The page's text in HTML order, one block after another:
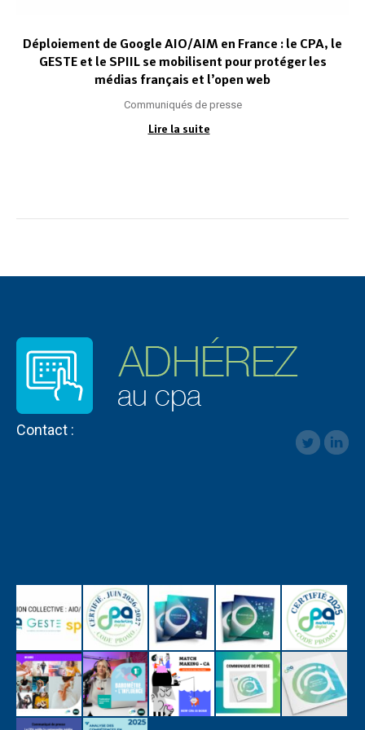
Déploiement de Google AIO/AIM en France : le CPA, le
GESTE et le SPIIL se mobilisent pour protéger les
médias français et l’open web
Communiqués de presse
Lire la suite
Contact :